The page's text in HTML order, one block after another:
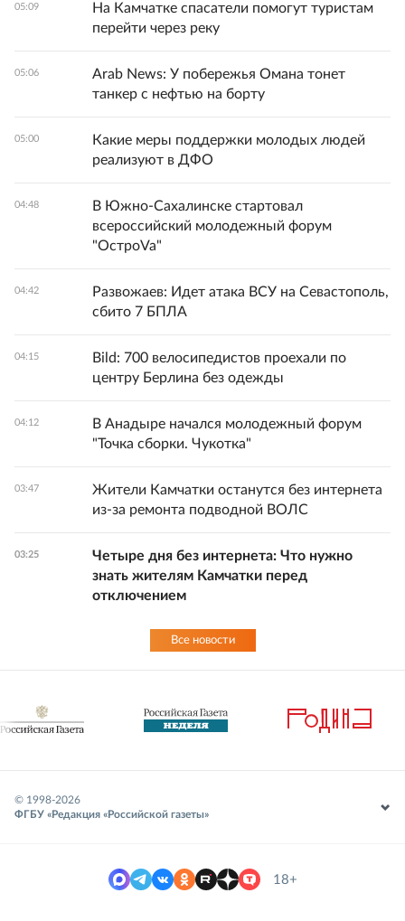
05:09
На Камчатке спасатели помогут туристам
перейти через реку
05:06
Arab News: У побережья Омана тонет
танкер с нефтью на борту
05:00
Какие меры поддержки молодых людей
реализуют в ДФО
04:48
В Южно-Сахалинске стартовал
всероссийский молодежный форум
"ОстроVa"
04:42
Развожаев: Идет атака ВСУ на Севастополь,
сбито 7 БПЛА
04:15
Bild: 700 велосипедистов проехали по
центру Берлина без одежды
04:12
В Анадыре начался молодежный форум
"Точка сборки. Чукотка"
03:47
Жители Камчатки останутся без интернета
из-за ремонта подводной ВОЛС
03:25
Четыре дня без интернета: Что нужно
знать жителям Камчатки перед
отключением
Все новости
© 1998-2026
ФГБУ «Редакция «Российской газеты»
18+